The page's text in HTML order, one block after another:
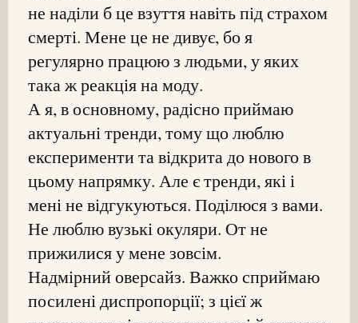
не наділи б це взуття навіть під страхом
смерті. Мене це не дивує, бо я
регулярно працюю з людьми, у яких
така ж реакція на моду.
А я, в основному, радісно приймаю
актуальні тренди, тому що люблю
експерименти та відкрита до нового в
цьому напрямку. Але є тренди, які і
мені не відгукуються. Поділюся з вами.
Не люблю вузькі окуляри. От не
прижилися у мене зовсім.
Надмірний оверсайз. Важко сприймаю
посилені диспропорції; з цієї ж